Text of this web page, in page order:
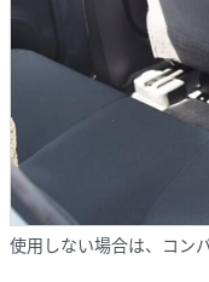
使用しない場合は、コン